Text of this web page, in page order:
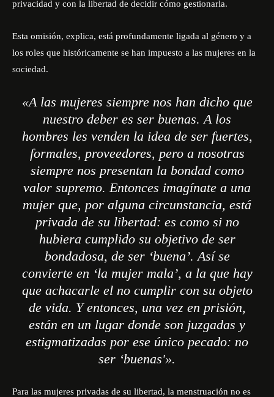
privacidad y con la libertad de decidir cómo gestionarla.
Esta omisión, explica, está profundamente ligada al género y a
los roles que históricamente se han impuesto a las mujeres en la
sociedad.
«A las mujeres siempre nos han dicho que
nuestro deber es ser buenas. A los
hombres les venden la idea de ser fuertes,
formales, proveedores, pero a nosotras
siempre nos presentan la bondad como
valor supremo. Entonces imagínate a una
mujer que, por alguna circunstancia, está
privada de su libertad: es como si no
hubiera cumplido su objetivo de ser
bondadosa, de ser ‘buena’. Así se
convierte en ‘la mujer mala’, a la que hay
que achacarle el no cumplir con su objeto
de vida. Y entonces, una vez en prisión,
están en un lugar donde son juzgadas y
estigmatizadas por ese único pecado: no
ser ‘buenas'».
Para las mujeres privadas de su libertad, la menstruación no es